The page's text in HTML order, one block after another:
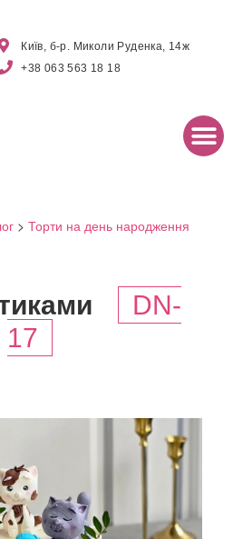
Київ, б-р. Миколи Руденка, 14ж
+38 063 563 18 18
>Торти на день народження
DN-
17